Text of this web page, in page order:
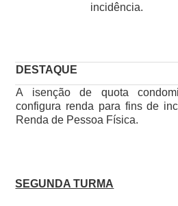
incidência.
DESTAQUE
A isenção de quota
configura renda para fins de
Renda de Pessoa Física.
SEGUNDA TURMA